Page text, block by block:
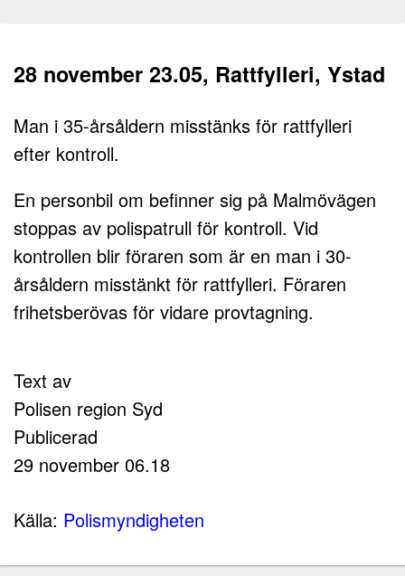
28 november 23.05, Rattfylleri, Ystad
Man i 35-årsåldern misstänks för rattfylleri
efter kontroll.
En personbil om befinner sig på Malmövägen
stoppas av polispatrull för kontroll. Vid
kontrollen blir föraren som är en man i 30-
årsåldern misstänkt för rattfylleri. Föraren
frihetsberövas för vidare provtagning.
Text av
Polisen region Syd
Publicerad
29 november 06.18
Källa: Polismyndigheten